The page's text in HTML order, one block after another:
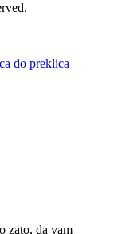
do preklica
zato, da vam